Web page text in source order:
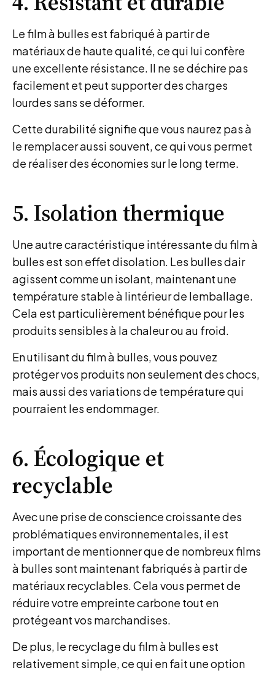
Le film à bulles est fabriqué à partir de
matériaux de haute qualité, ce qui lui confère
une excellente résistance. Il ne se déchire pas
facilement et peut supporter des charges
lourdes sans se déformer.
Cette durabilité signifie que vous naurez pas à
le remplacer aussi souvent, ce qui vous permet
de réaliser des économies sur le long terme.
5. Isolation thermique
Une autre caractéristique intéressante du film à
bulles est son effet disolation. Les bulles dair
agissent comme un isolant, maintenant une
température stable à lintérieur de lemballage.
Cela est particulièrement bénéfique pour les
produits sensibles à la chaleur ou au froid.
En utilisant du film à bulles, vous pouvez
protéger vos produits non seulement des chocs,
mais aussi des variations de température qui
pourraient les endommager.
6. Écologique et
recyclable
Avec une prise de conscience croissante des
problématiques environnementales, il est
important de mentionner que de nombreux films
à bulles sont maintenant fabriqués à partir de
matériaux recyclables. Cela vous permet de
réduire votre empreinte carbone tout en
protégeant vos marchandises.
De plus, le recyclage du film à bulles est
relativement simple, ce qui en fait une option